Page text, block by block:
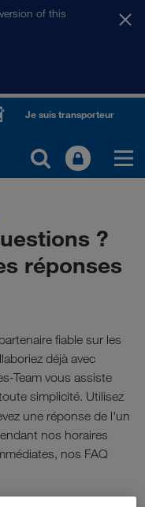
of this
Je suis transporteur
?
réponses
fiable sur les
déjà avec
Team vous assiste
simplicité. Utilisez
une réponse de l'un
nos horaires
nos FAQ